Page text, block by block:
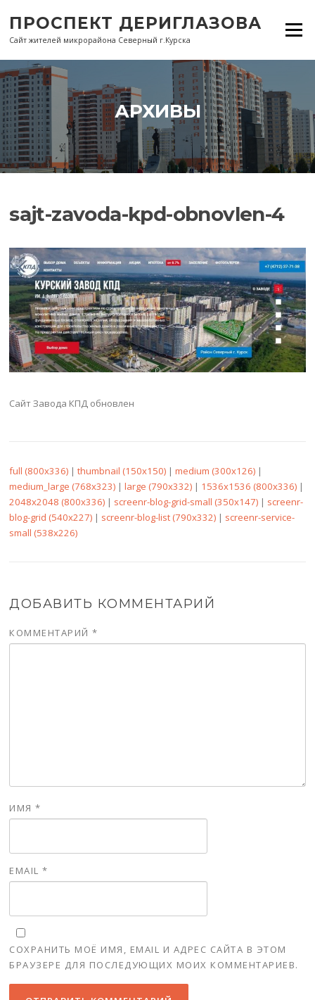
содержанию
ПРОСПЕКТ ДЕРИГЛАЗОВА
Сайт жителей микрорайона Северный г.Курска
Меню
АРХИВЫ
sajt-zavoda-kpd-obnovlen-4
Сайт Завода КПД обновлен
full (800x336) |thumbnail (150x150) |medium (300x126) |
medium_large (768x323) |large (790x332) | 1536x1536 (800x336) |
2048x2048 (800x336) | screenr-blog-grid-small (350x147) | screenr-
blog-grid (540x227) | screenr-blog-list (790x332) | screenr-service-
small (538x226)
ДОБАВИТЬ КОММЕНТАРИЙ
КОММЕНТАРИЙ*
ИМЯ*
EMAIL*
СОХРАНИТЬ МОЁ ИМЯ, EMAIL И АДРЕС САЙТА В ЭТОМ
БРАУЗЕРЕ ДЛЯ ПОСЛЕДУЮЩИХ МОИХ КОММЕНТАРИЕВ.